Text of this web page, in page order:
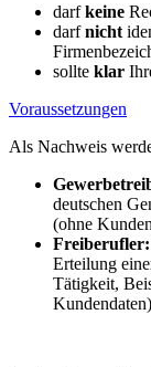
darfkeine
darfnicht
sollte klar
Voraussetzungen
Als Nachweis
deutschen
(ohne
Freiberufler:
Erteilung
Tätigkeit,
Kundendaten)